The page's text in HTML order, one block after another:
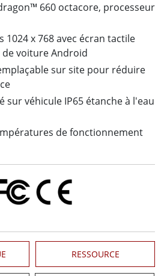
660 octacore, processeur
1024 x 768 avec écran tactile
de voiture Android
sur site pour réduire
sur véhicule IP65 étanche à l'eau
de fonctionnement
RESSOURCE